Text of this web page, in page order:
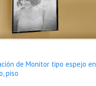
de Monitor tipo espejo en
piso